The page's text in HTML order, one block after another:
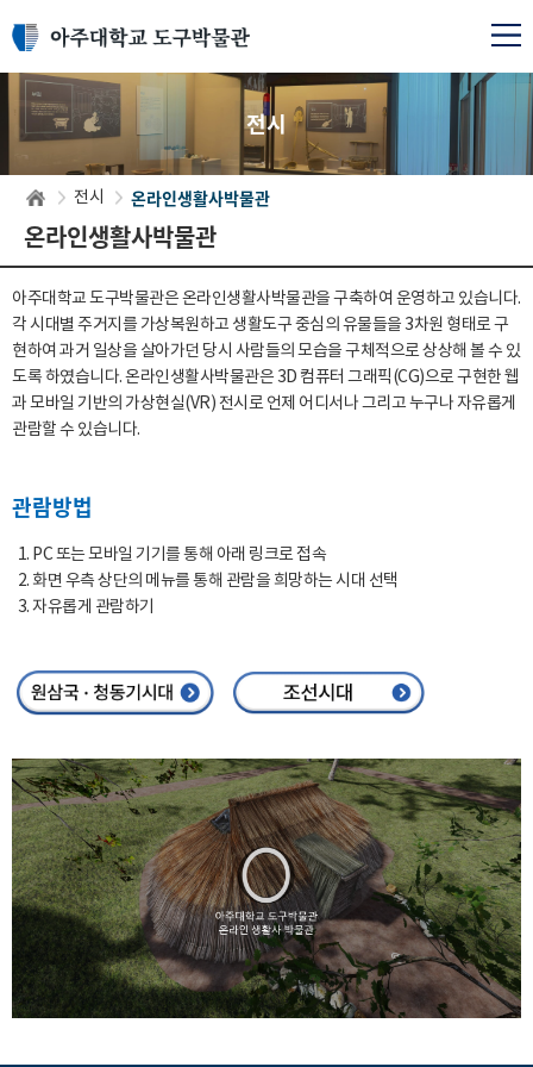
전시
전시 온라인생활사박물관
온라인생활사박물관
아주대학교 도구박물관은 온라인생활사박물관을 구축하여 운영하고 있습니다.
각 시대별 주거지를 가상복원하고 생활도구 중심의 유물들을 3차원 형태로 구
현하여 과거 일상을 살아가던 당시 사람들의 모습을 구체적으로 상상해 볼 수 있
도록 하였습니다. 온라인생활사박물관은 3D 컴퓨터 그래픽(CG)으로 구현한 웹
과 모바일 기반의 가상현실(VR) 전시로 언제 어디서나 그리고 누구나 자유롭게
관람할 수 있습니다.
관람방법
PC 또는 모바일 기기를 통해 아래 링크로 접속
화면 우측 상단의 메뉴를 통해 관람을 희망하는 시대 선택
자유롭게 관람하기